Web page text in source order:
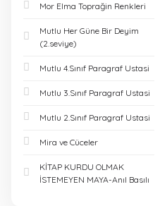
Mor Elma Toprağin Renkleri
Mutlu Her Güne Bir Deyim
(2.seviye)
Mutlu 4.Sınıf Paragraf Ustasi
Mutlu 3.Sınıf Paragraf Ustasi
Mutlu 2.Sınıf Paragraf Ustasi
Mira ve Cüceler
KİTAP KURDU OLMAK
İSTEMEYEN MAYA-Anıl Basılı